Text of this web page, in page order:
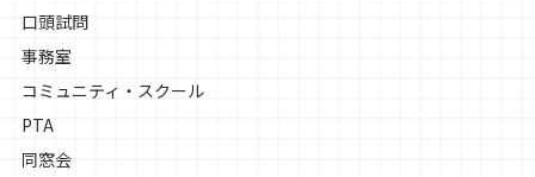
口頭試問
事務室
コミュニティ・スクール
PTA
同窓会